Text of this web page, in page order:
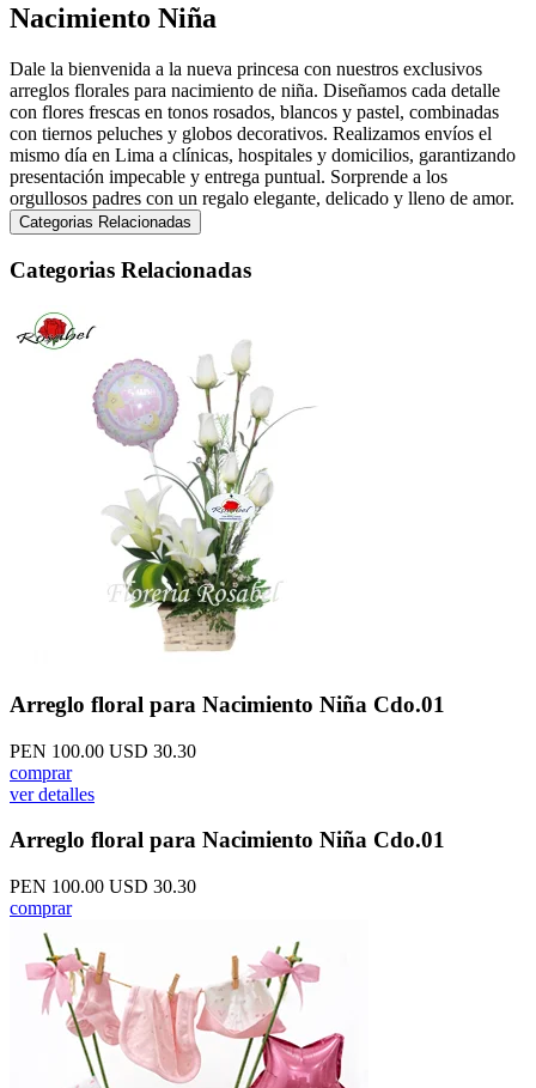
Nacimiento Niña
Dale la bienvenida a la nueva princesa con nuestros exclusivos
arreglos florales para nacimiento de niña. Diseñamos cada detalle
con flores frescas en tonos rosados, blancos y pastel, combinadas
con tiernos peluches y globos decorativos. Realizamos envíos el
mismo día en Lima a clínicas, hospitales y domicilios, garantizando
presentación impecable y entrega puntual. Sorprende a los
orgullosos padres con un regalo elegante, delicado y lleno de amor.
Categorias Relacionadas
Categorias Relacionadas
Arreglo floral para Nacimiento Niña Cdo.01
PEN 100.00 USD 30.30
comprar
ver detalles
Arreglo floral para Nacimiento Niña Cdo.01
PEN 100.00 USD 30.30
comprar